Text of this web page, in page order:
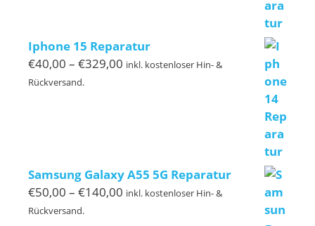
Iphone 15 Reparatur
€40,00 – €329,00 Preisspanne:
inkl. kostenloser Hin- &
Rückversand.
Samsung Galaxy A55 5G Reparatur
€50,00 – €140,00 Preisspanne:
inkl. kostenloser Hin- &
Rückversand.